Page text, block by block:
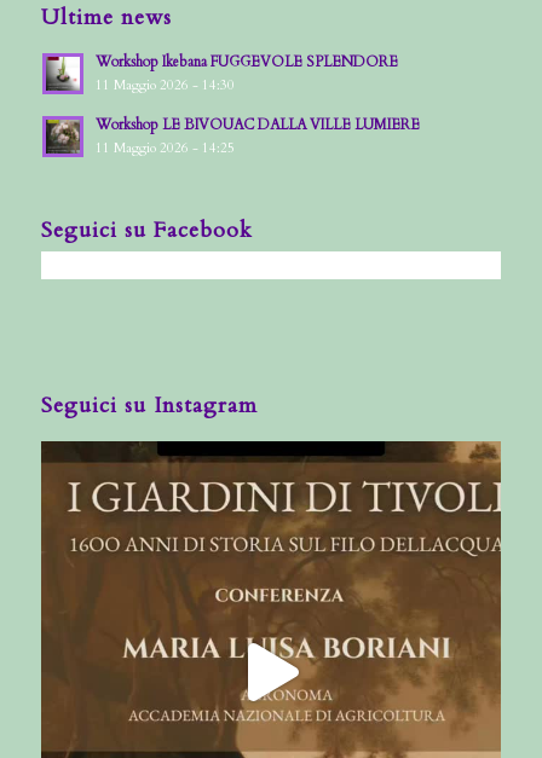
Ultime news
Workshop Ikebana FUGGEVOLE SPLENDORE
11 Maggio 2026 - 14:30
Workshop LE BIVOUAC DALLA VILLE LUMIERE
11 Maggio 2026 - 14:25
Seguici su Facebook
Seguici su Instagram